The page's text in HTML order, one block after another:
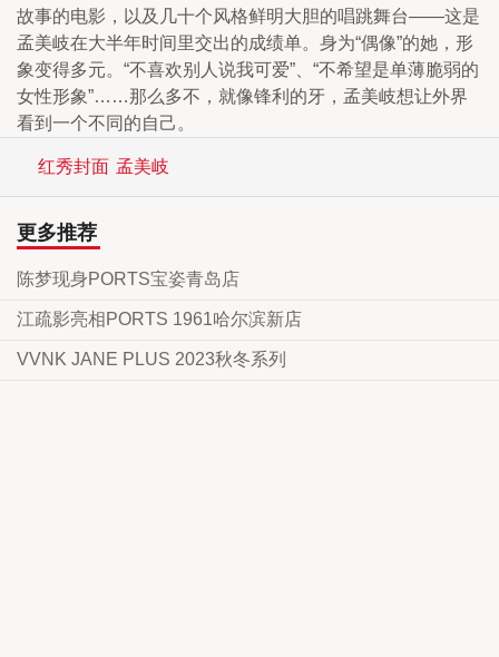
故事的电影，以及几十个风格鲜明大胆的唱跳舞台——这是
孟美岐在大半年时间里交出的成绩单。身为“偶像”的她，形
象变得多元。“不喜欢别人说我可爱”、“不希望是单薄脆弱的
女性形象”……那么多不，就像锋利的牙，孟美岐想让外界
看到一个不同的自己。
红秀封面 孟美岐
更多推荐
陈梦现身PORTS宝姿青岛店
江疏影亮相PORTS 1961哈尔滨新店
VVNK JANE PLUS 2023秋冬系列